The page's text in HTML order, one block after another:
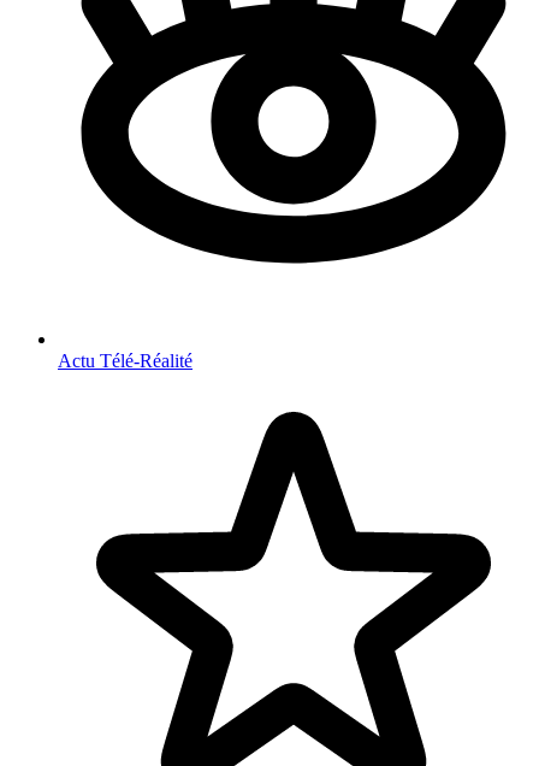
Actu Télé-Réalité